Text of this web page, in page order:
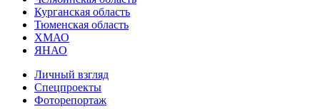
Курганская область
Тюменская область
ХМАО
ЯНАО
Личный взгляд
Спецпроекты
Фоторепортаж